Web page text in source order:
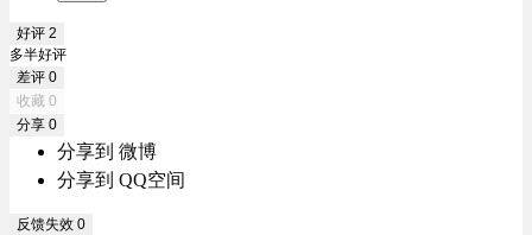
好评 2
多半好评
差评 0
收藏 0
分享 0
分享到 微博
分享到 QQ空间
反馈失效 0